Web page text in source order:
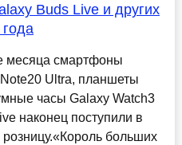
Buds Live и других
месяца смартфоны
Ultra, планшеты
часы Galaxy Watch3
наконец поступили в
больших